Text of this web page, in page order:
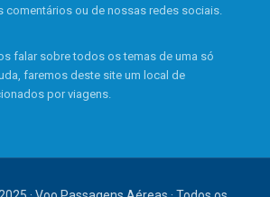
comentários ou de nossas redes sociais.
falar sobre todos os temas de uma só
faremos deste site um local de
por viagens.